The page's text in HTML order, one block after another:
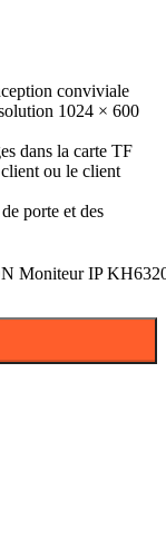
conviviale
1024 × 600
dans la carte TF
ou le client
porte et des
Moniteur IP